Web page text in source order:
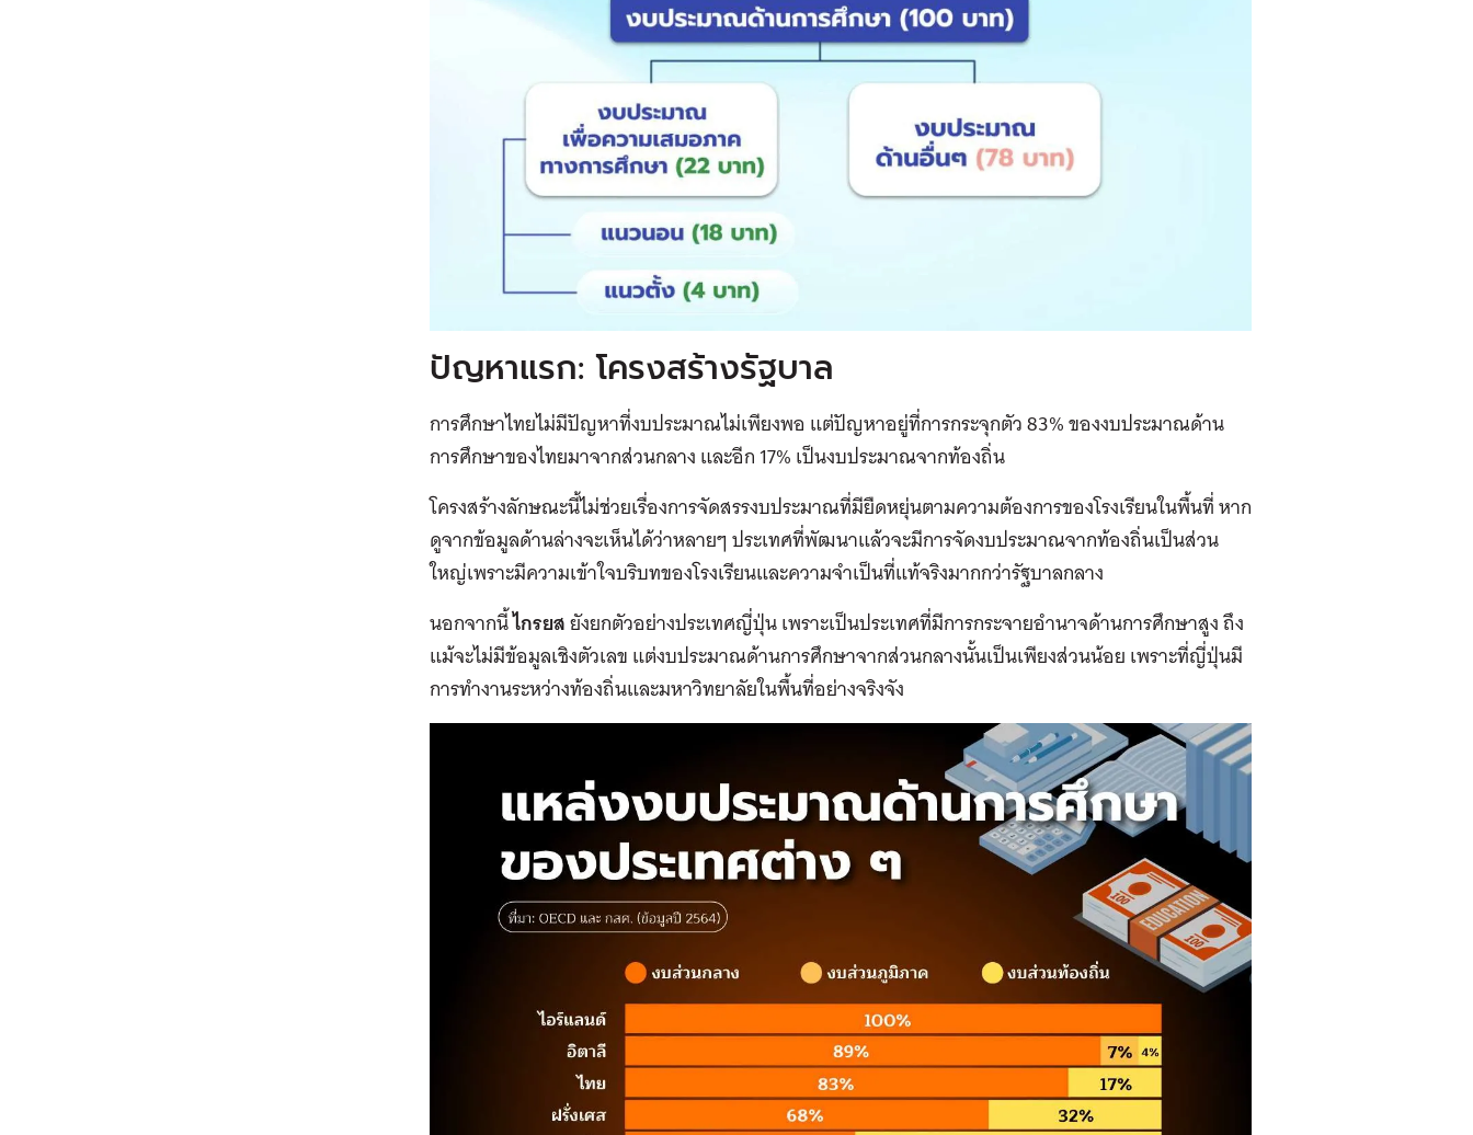
ปัญหาแรก: โครงสร้างรัฐบาล
การศึกษาไทยไม่มีปัญหาที่งบประมาณไม่เพียงพอ แต่ปัญหาอยู่ที่การกระจุกตัว 83% ของงบประมาณด้าน
การศึกษาของไทยมาจากส่วนกลาง และอีก 17% เป็นงบประมาณจากท้องถิ่น
โครงสร้างลักษณะนี้ไม่ช่วยเรื่องการจัดสรรงบประมาณที่มียืดหยุ่นตามความต้องการของโรงเรียนในพื้นที่ หาก
ดูจากข้อมูลด้านล่างจะเห็นได้ว่าหลายๆ ประเทศที่พัฒนาแล้วจะมีการจัดงบประมาณจากท้องถิ่นเป็นส่วน
ใหญ่เพราะมีความเข้าใจบริบทของโรงเรียนและความจำเป็นที่แท้จริงมากกว่ารัฐบาลกลาง
นอกจากนี้ไกรยสยังยกตัวอย่างประเทศญี่ปุ่น เพราะเป็นประเทศที่มีการกระจายอำนาจด้านการศึกษาสูง ถึง
แม้จะไม่มีข้อมูลเชิงตัวเลข แต่งบประมาณด้านการศึกษาจากส่วนกลางนั้นเป็นเพียงส่วนน้อย เพราะที่ญี่ปุ่นมี
การทำงานระหว่างท้องถิ่นและมหาวิทยาลัยในพื้นที่อย่างจริงจัง